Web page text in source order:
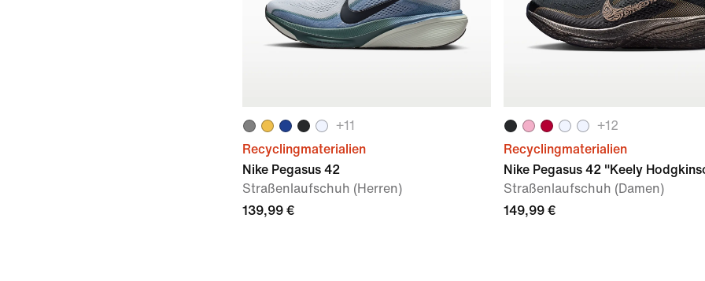
+11
Recyclingmaterialien
Nike Pegasus 42
Straßenlaufschuh (Herren)
139,99 €
+12
Recyclingmaterialien
Nike Pegasus 42 "Keely
Straßenlaufschuh (Damen)
149,99 €